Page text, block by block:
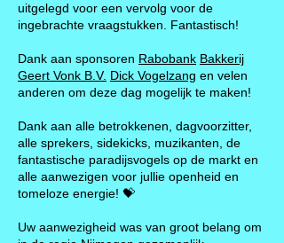
uitgelegd voor een vervolg voor de
ingebrachte vraagstukken. Fantastisch!
Dank aan sponsoren Rabobank Bakkerij
Geert Vonk B.V. Dick Vogelzang en velen
anderen om deze dag mogelijk te maken!
Dank aan alle betrokkenen, dagvoorzitter,
alle sprekers, sidekicks, muzikanten, de
fantastische paradijsvogels op de markt en
alle aanwezigen voor jullie openheid en
tomeloze energie! 💝
Uw aanwezigheid was van groot belang om